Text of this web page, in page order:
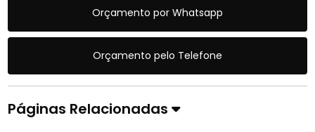
Orçamento por Whatsapp
Orçamento pelo Telefone
Páginas Relacionadas